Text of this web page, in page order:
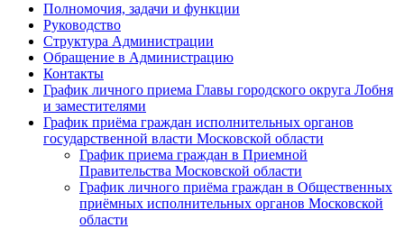
Полномочия, задачи и функции
Руководство
Структура Администрации
Обращение в Администрацию
Контакты
График личного приема Главы городского округа Лобня
и заместителями
График приёма граждан исполнительных органов
государственной власти Московской области
График приема граждан в Приемной
Правительства Московской области
График личного приёма граждан в Общественных
приёмных исполнительных органов Московской
области